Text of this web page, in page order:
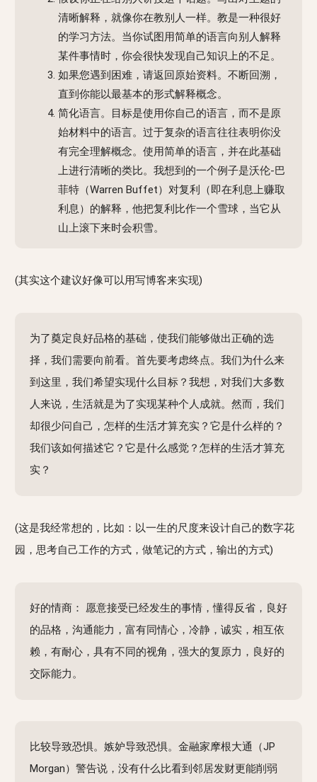
清晰解释，就像你在教别人一样。教是一种很好
的学习方法。当你试图用简单的语言向别人解释
某件事情时，你会很快发现自己知识上的不足。
如果您遇到困难，请返回原始资料。不断回溯，
直到你能以最基本的形式解释概念。
简化语言。目标是使用你自己的语言，而不是原
始材料中的语言。过于复杂的语言往往表明你没
有完全理解概念。使用简单的语言，并在此基础
上进行清晰的类比。我想到的一个例子是沃伦-巴
菲特（Warren Buffet）对复利（即在利息上赚取
利息）的解释，他把复利比作一个雪球，当它从
山上滚下来时会积雪。
(其实这个建议好像可以用写博客来实现)
为了奠定良好品格的基础，使我们能够做出正确的选
择，我们需要向前看。首先要考虑终点。我们为什么来
到这里，我们希望实现什么目标？我想，对我们大多数
人来说，生活就是为了实现某种个人成就。然而，我们
却很少问自己，怎样的生活才算充实？它是什么样的？
我们该如何描述它？它是什么感觉？怎样的生活才算充
实？
(这是我经常想的，比如：以一生的尺度来设计自己的数字花
园，思考自己工作的方式，做笔记的方式，输出的方式)
好的情商： 愿意接受已经发生的事情，懂得反省，良好
的品格，沟通能力，富有同情心，冷静，诚实，相互依
赖，有耐心，具有不同的视角，强大的复原力，良好的
交际能力。
比较导致恐惧。嫉妒导致恐惧。金融家摩根大通（JP
Morgan）警告说，没有什么比看到邻居发财更能削弱